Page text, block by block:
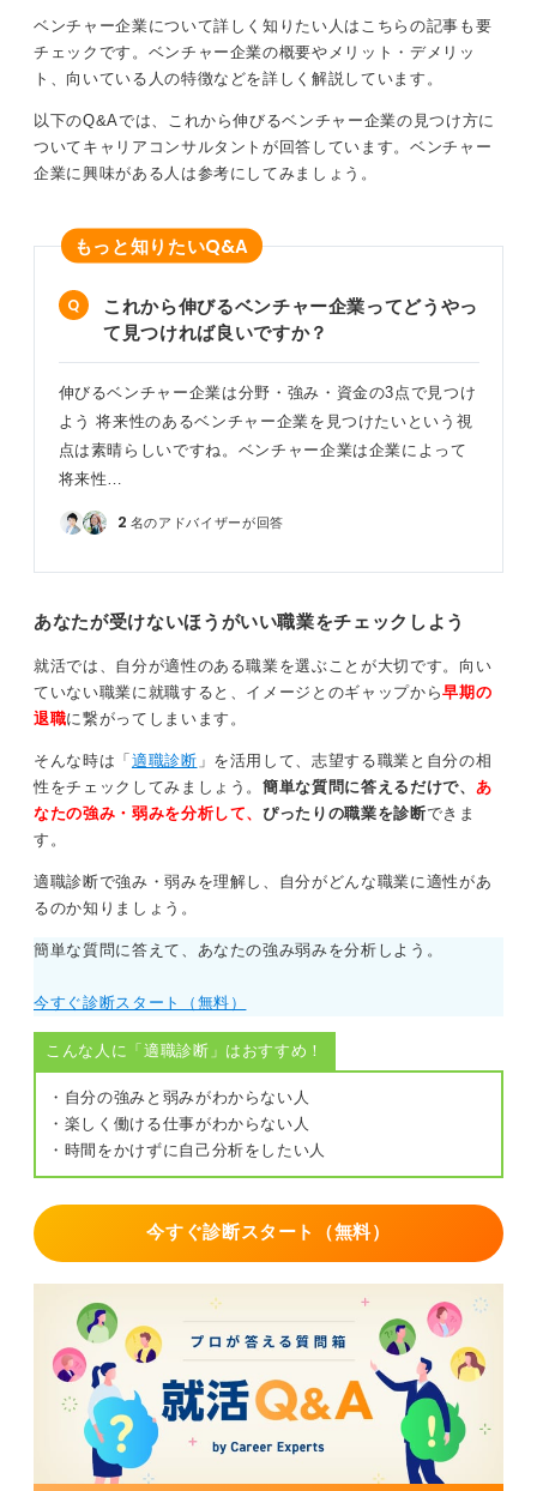
ベンチャー企業について詳しく知りたい人はこちらの記事も要
チェックです。ベンチャー企業の概要やメリット・デメリッ
ト、向いている人の特徴などを詳しく解説しています。
以下のQ&Aでは、これから伸びるベンチャー企業の見つけ方に
ついてキャリアコンサルタントが回答しています。ベンチャー
企業に興味がある人は参考にしてみましょう。
もっと知りたいQ&A
これから伸びるベンチャー企業ってどうやっ
て見つければ良いですか？
伸びるベンチャー企業は分野・強み・資金の3点で見つけ
よう 将来性のあるベンチャー企業を見つけたいという視
点は素晴らしいですね。ベンチャー企業は企業によって
将来性…
2 名のアドバイザーが回答
あなたが受けないほうがいい職業をチェックしよう
就活では、自分が適性のある職業を選ぶことが大切です。向い
ていない職業に就職すると、イメージとのギャップから早期の
退職に繋がってしまいます。
そんな時は「適職診断 」を活用して、志望する職業と自分の相
性をチェックしてみましょう。簡単な質問に答えるだけで、 あ
なたの強み・弱みを分析して、ぴったりの職業を診断できま
す。
適職診断で強み・弱みを理解し、自分がどんな職業に適性があ
るのか知りましょう。
簡単な質問に答えて、あなたの強み弱みを分析しよう。
今すぐ診断スタート（無料）
こんな人に「適職診断」はおすすめ！
・自分の強みと弱みがわからない人
・楽しく働ける仕事がわからない人
・時間をかけずに自己分析をしたい人
今すぐ診断スタート（無料）